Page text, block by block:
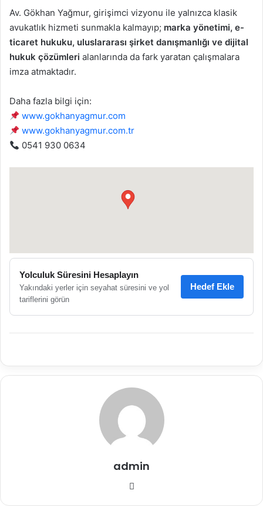
Av. Gökhan Yağmur, girişimci vizyonu ile yalnızca klasik
avukatlık hizmeti sunmakla kalmayıp; marka yönetimi, e-
ticaret hukuku, uluslararası şirket danışmanlığı ve dijital
hukuk çözümleri alanlarında da fark yaratan çalışmalara
imza atmaktadır.
Daha fazla bilgi için:
www.gokhanyagmur.com
www.gokhanyagmur.com.tr
0541 930 0634
●
Yolculuk Süresini Hesaplayın
Yakındaki yerler için seyahat süresini ve yol
tariflerini görün
Hedef Ekle
admin